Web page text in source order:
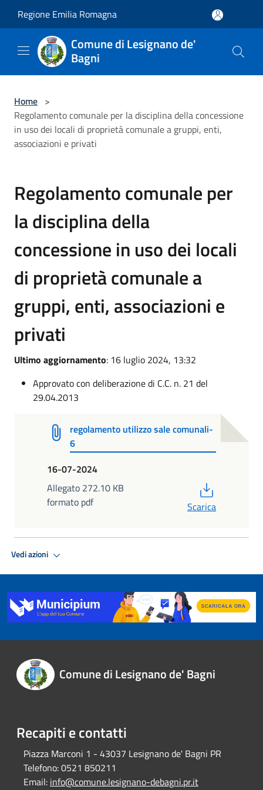
Regione Emilia Romagna
Comune di Lesignano de'
Bagni
Home >
Regolamento comunale per la disciplina della concessione
in uso dei locali di proprietà comunale a gruppi, enti,
associazioni e privati
Regolamento comunale per
la disciplina della
concessione in uso dei locali
di proprietà comunale a
gruppi, enti, associazioni e
privati
Ultimo aggiornamento: 16 luglio 2024, 13:32
Approvato con deliberazione di C.C. n. 21 del
29.04.2013
regolamento utilizzo sale comunali-
6
16-07-2024
Allegato 272.10 KB
formato pdf
Scarica
Vedi azioni
Comune di Lesignano de' Bagni
Recapiti e contatti
Piazza Marconi 1 - 43037 Lesignano de' Bagni PR
Telefono:0521 850211
Email: info@comune.lesignano-debagni.pr.it